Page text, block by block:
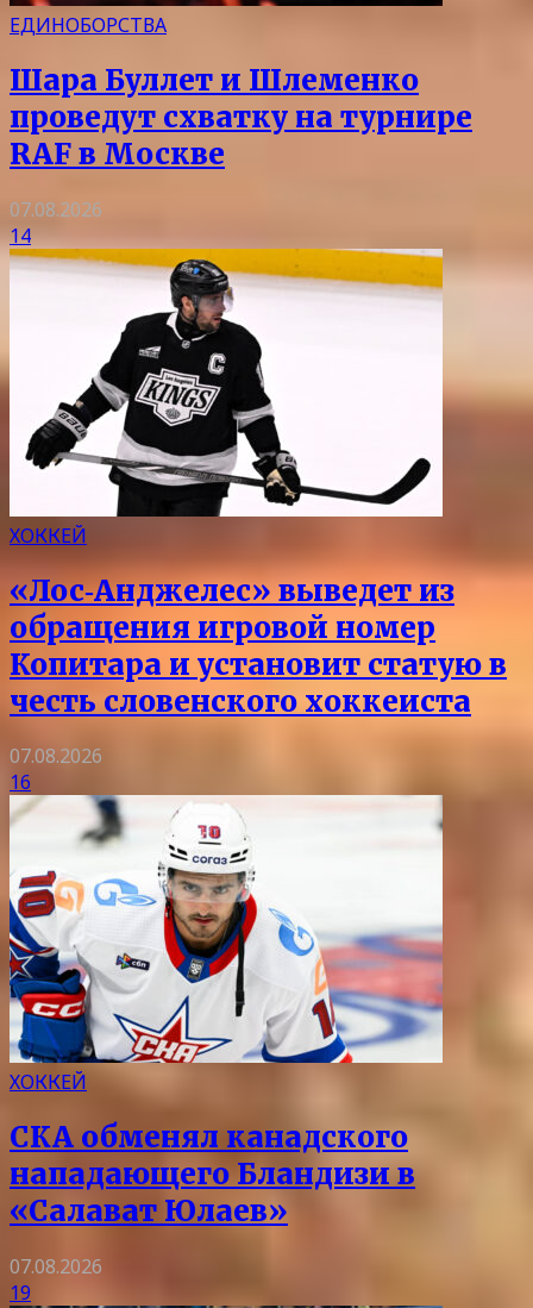
ЕДИНОБОРСТВА
Шара Буллет и Шлеменко
проведут схватку на турнире
RAF в Москве
07.08.2026
14
ХОККЕЙ
«Лос‑Анджелес» выведет из
обращения игровой номер
Копитара и установит статую в
честь словенского хоккеиста
07.08.2026
16
ХОККЕЙ
СКА обменял канадского
нападающего Бландизи в
«Салават Юлаев»
07.08.2026
19